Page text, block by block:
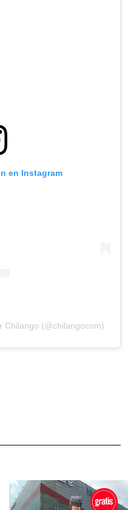
en Instagram
Chilango (@chilangocom)